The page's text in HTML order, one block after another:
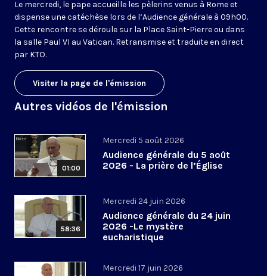
Le mercredi, le pape accueille les pèlerins venus à Rome et
dispense une catéchèse lors de l’Audience générale à 09h00.
Cette rencontre se déroule sur la Place Saint-Pierre ou dans
la salle Paul VI au Vatican. Retransmise et traduite en direct
par KTO.
Visiter la page de l'émission
Autres vidéos de l'émission
01:00
Mercredi 5 août 2026
Audience générale du 5 août
2026 - La prière de l’Église
58:36
Mercredi 24 juin 2026
Audience générale du 24 juin
2026 -Le mystère
eucharistique
Mercredi 17 juin 2026